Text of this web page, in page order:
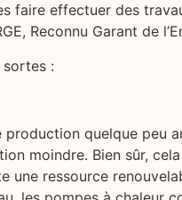
faire effectuer des
Reconnu Garant de
sortes :
quelque peu
moindre. Bien sûr,
une ressource